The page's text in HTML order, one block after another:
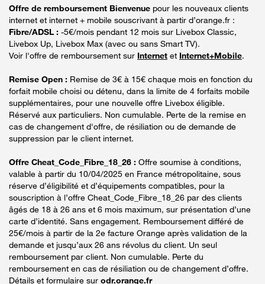
Offre de remboursement Bienvenue pour les nouveaux clients
internet et internet + mobile souscrivant à partir d’orange.fr :
Fibre/ADSL : -5€/mois pendant 12 mois sur Livebox Classic,
Livebox Up, Livebox Max (avec ou sans Smart TV).
Voir l'offre de remboursement sur Internet et Internet+Mobile.
Remise Open : Remise de 3€ à 15€ chaque mois en fonction du
forfait mobile choisi ou détenu, dans la limite de 4 forfaits mobile
supplémentaires, pour une nouvelle offre Livebox éligible.
Réservé aux particuliers. Non cumulable. Perte de la remise en
cas de changement d'offre, de résiliation ou de demande de
suppression par le client internet.
Offre Cheat_Code_Fibre_18_26 : Offre soumise à conditions,
valable à partir du 10/04/2025 en France métropolitaine, sous
réserve d’éligibilité et d’équipements compatibles, pour la
souscription à l’offre Cheat_Code_Fibre_18_26 par des clients
âgés de 18 à 26 ans et 6 mois maximum, sur présentation d’une
carte d’identité. Sans engagement. Remboursement différé de
25€/mois à partir de la 2e facture Orange après validation de la
demande et jusqu’aux 26 ans révolus du client. Un seul
remboursement par client. Non cumulable. Perte du
remboursement en cas de résiliation ou de changement d’offre.
Détails et formulaire sur odr.orange.fr